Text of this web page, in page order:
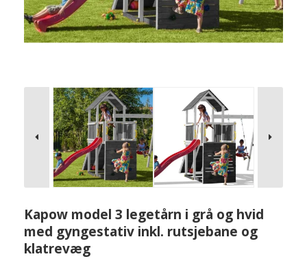
Kapow model 3 legetårn i grå og hvid
med gyngestativ inkl. rutsjebane og
klatrevæg